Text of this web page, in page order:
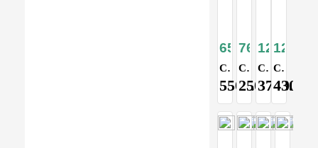
6517
Стол складной coolwalk 75*115 алюминиевый, в чехле черный
5500.00
7650
Стол складной прямоугольный(76*50см)
2500.00
1212
Стол туристический складной (122*61cм)
3700.00
1215
Стол туристический складной (152*71см)